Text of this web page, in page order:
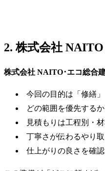
2. 株式会社
株式会社 NAITO･エコ総合
今回の目的は「修繕
どの範囲を優先する
見積もりは工程別・
丁寧さが伝わるやり
仕上がりの良さを確